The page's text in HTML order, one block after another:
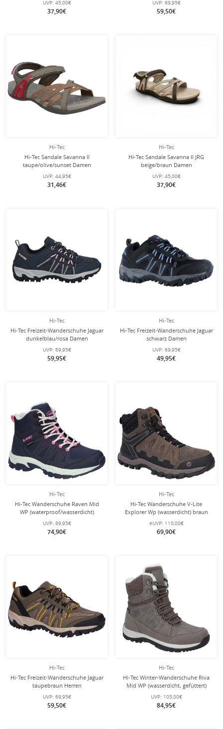
UVP: 45,00€
37,90€
UVP: 69,95€
59,50€
Hi-Tec
Hi-Tec Sandale Savanna II
taupe/olive/sunset Damen
UVP: 44,95€
31,46€
Hi-Tec
Hi-Tec Sandale Savanna II JRG
beige/braun Damen
UVP: 45,00€
37,90€
Hi-Tec
Hi-Tec Freizeit-Wanderschuhe Jaguar
dunkelblau/rosa Damen
UVP: 69,95€
59,95€
Hi-Tec
Hi-Tec Freizeit-Wanderschuhe Jaguar
schwarz Damen
UVP: 69,95€
49,95€
Hi-Tec
Hi-Tec Wanderschuhe Raven Mid
WP (waterproof/wasserdicht)
navyblau Damen
UVP: 89,95€
74,90€
Hi-Tec
Hi-Tec Wanderschuhe V-Lite
Explorer Wp (wasserdicht) braun
Herren
eUVP: 110,00€
69,90€
Hi-Tec
Hi-Tec Freizeit-Wanderschuhe Jaguar
taupebraun Herren
UVP: 69,95€
59,50€
Hi-Tec
Hi-Tec Winter-Wanderschuhe Riva
Mid WP (wasserdicht, gefüttert)
beigegrau Damen
UVP: 105,00€
84,95€